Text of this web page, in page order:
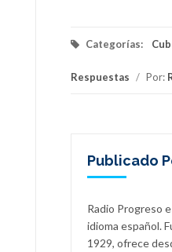
Categorías:
Respuestas / Por:
Publicado
Radio Progreso
idioma español.
1929, ofrece